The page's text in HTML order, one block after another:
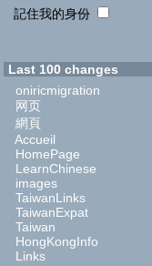
記住我的身份
Last 100 changes
oniricmigration
网页
網頁
Accueil
HomePage
LearnChinese
images
TaiwanLinks
TaiwanExpat
Taiwan
HongKongInfo
Links